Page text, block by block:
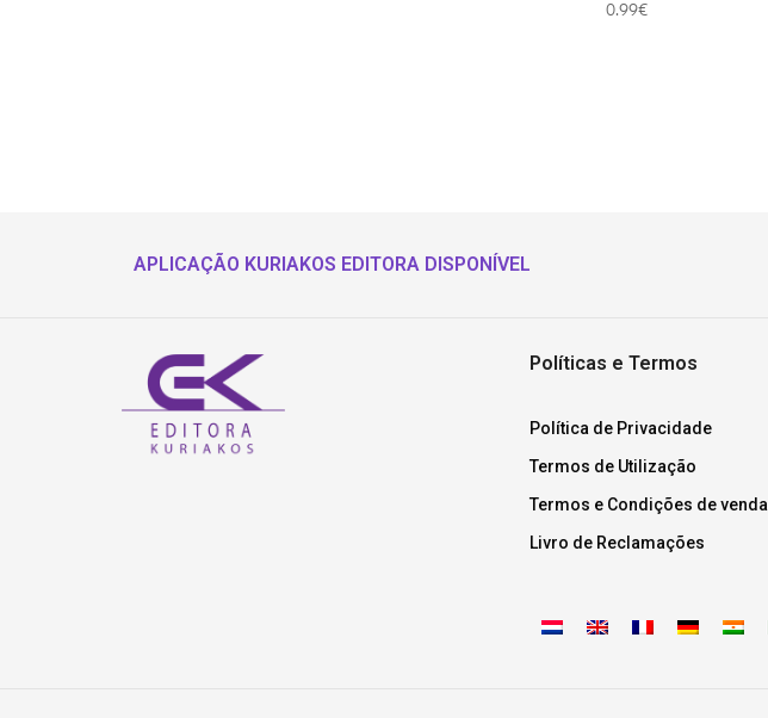
0.99€
APLICAÇÃO KURIAKOS EDITORA DISPONÍVEL
Políticas e Termos
Política de Privacidade
Termos de Utilização
Termos e Condições de venda
Livro de Reclamações